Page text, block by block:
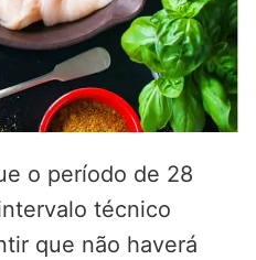
o período de 28
técnico
que não haverá